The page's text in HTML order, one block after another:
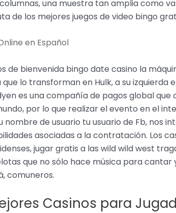
una muestra tan amplia como
de los mejores juegos de video bingo
en Español
bienvenida bingo date casino la
lo transforman en Hulk, a su izquierda
es una compañía de pagos global
por lo que realizar el evento en el
de usuario tu usuario de Fb, nos
asociadas a la contratación. Los
jugar gratis a las wild wild west
que no sólo hace música para
comuneros.
Casinos para